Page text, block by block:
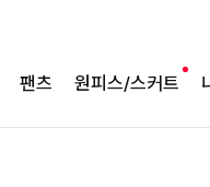
팬츠 원피스/스커트